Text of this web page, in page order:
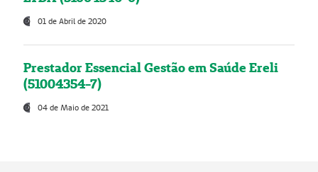
01 de Abril de 2020
Prestador Essencial Gestão em Saúde Ereli
(51004354-7)
04 de Maio de 2021